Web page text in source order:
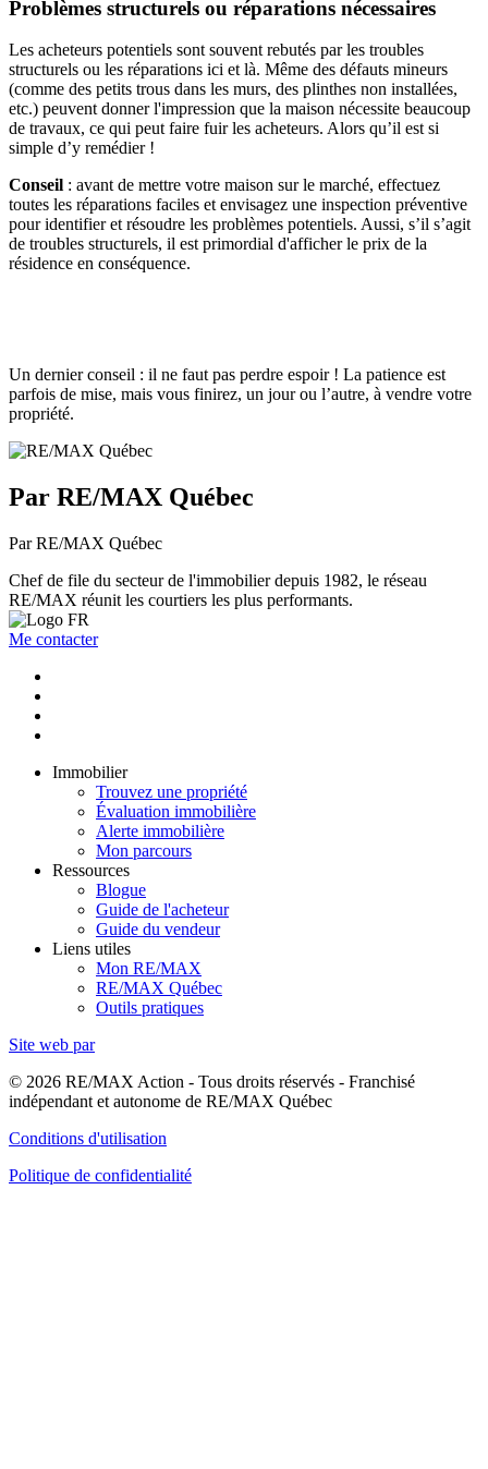
Problèmes structurels ou réparations nécessaires
Les acheteurs potentiels sont souvent rebutés par les troubles
structurels ou les réparations ici et là. Même des défauts mineurs
(comme des petits trous dans les murs, des plinthes non installées,
etc.) peuvent donner l'impression que la maison nécessite beaucoup
de travaux, ce qui peut faire fuir les acheteurs. Alors qu’il est si
simple d’y remédier !
Conseil : avant de mettre votre maison sur le marché, effectuez
toutes les réparations faciles et envisagez une inspection préventive
pour identifier et résoudre les problèmes potentiels. Aussi, s’il s’agit
de troubles structurels, il est primordial d'afficher le prix de la
résidence en conséquence.
Un dernier conseil : il ne faut pas perdre espoir ! La patience est
parfois de mise, mais vous finirez, un jour ou l’autre, à vendre votre
propriété.
Par RE/MAX Québec
Par RE/MAX Québec
Chef de file du secteur de l'immobilier depuis 1982, le réseau
RE/MAX réunit les courtiers les plus performants.
Me contacter
Immobilier
Trouvez une propriété
Évaluation immobilière
Alerte immobilière
Mon parcours
Ressources
Blogue
Guide de l'acheteur
Guide du vendeur
Liens utiles
Mon RE/MAX
RE/MAX Québec
Outils pratiques
Site web par
© 2026 RE/MAX Action - Tous droits réservés - Franchisé
indépendant et autonome de RE/MAX Québec
Conditions d'utilisation
Politique de confidentialité